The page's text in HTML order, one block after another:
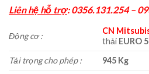
Liên hệ hỗ trợ: 0356.131.254 –
Động cơ :
CN
thải EURO 5
Tải trọng cho phép :
945 Kg